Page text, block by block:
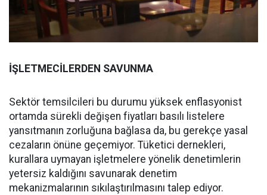
İŞLETMECİLERDEN SAVUNMA
Sektör temsilcileri bu durumu yüksek enflasyonist
ortamda sürekli değişen fiyatları basılı listelere
yansıtmanın zorluğuna bağlasa da, bu gerekçe yasal
cezaların önüne geçemiyor. Tüketici dernekleri,
kurallara uymayan işletmelere yönelik denetimlerin
yetersiz kaldığını savunarak denetim
mekanizmalarının sıkılaştırılmasını talep ediyor.